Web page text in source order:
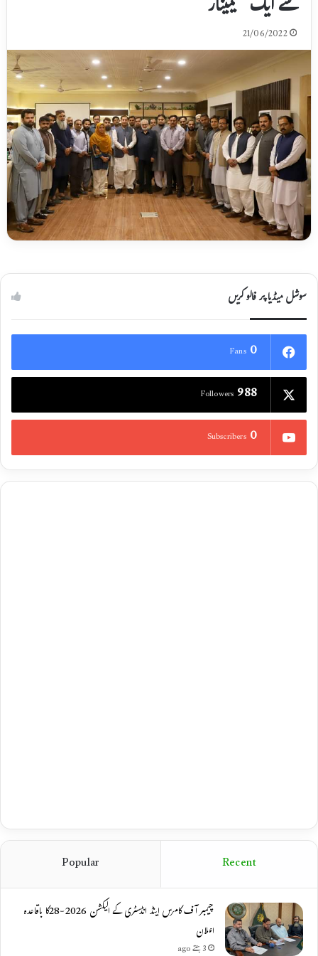
21/06/2022
سوشل میڈیا پر فالو کریں
0
Fans
988
Followers
0
Subscribers
Recent
Popular
چیمبر آف کامرس اینڈ انڈسٹری کے الیکشن 2026-28کا باقاعدہ
اعلان
3 ہفتے ago